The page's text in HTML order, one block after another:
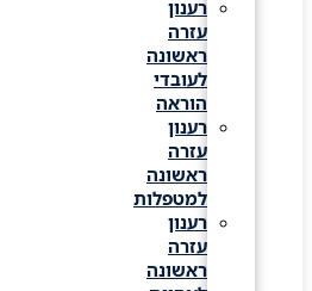
רענון
עזרה
ראשונה
לעובדי
הוראה
רענון
עזרה
ראשונה
למטפלות
רענון
עזרה
ראשונה